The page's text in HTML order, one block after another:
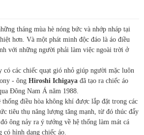
tháng mùa hè nóng bức và nhớp nháp tại
hơn. Và một phát minh độc đáo là áo điều
với những người phải làm việc ngoài trời ở
có các chiếc quạt gió nhỏ giúp người mặc luôn
- ông Hiroshi Ichigaya đã tạo ra chiếc áo
Đông Nam Á năm 1988.
thống điều hòa không khí được lắp đặt trong các
tiêu thụ năng lượng tăng mạnh, từ đó thúc đẩy
ông nảy ra ý tưởng về hệ thống làm mát cá
hình dạng chiếc áo.